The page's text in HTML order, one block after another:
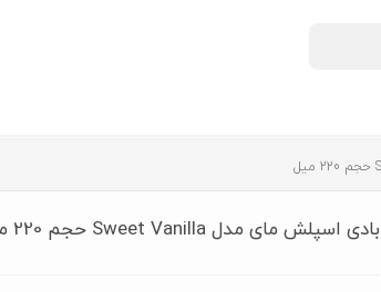
بادی اسپلش مای مدل Sweet Vanilla حجم 220 میل